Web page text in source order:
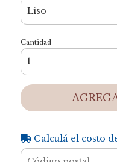
Cantidad
Calculá el costo